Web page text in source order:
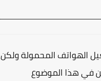
الهواتف المحمولة ولكن
في هذا الموضوع